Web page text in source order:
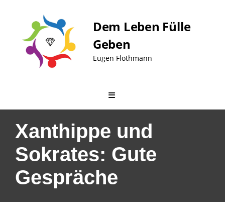
content
Dem Leben Fülle
Geben
Eugen Flöthmann
Xanthippe und
Sokrates: Gute
Gespräche